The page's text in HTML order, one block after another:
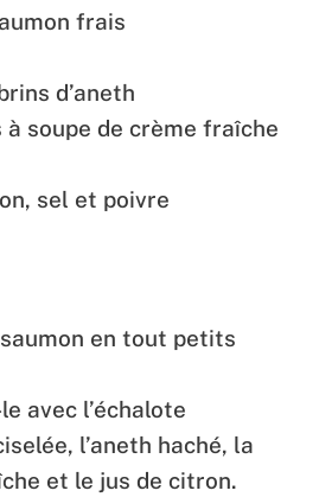
frais
d’aneth
soupe de crème fraîche
sel et poivre
en tout petits
avec l’échalote
l’aneth haché, la
et le jus de citron.